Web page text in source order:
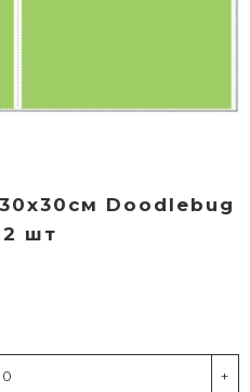
Doodlebug
шт
+